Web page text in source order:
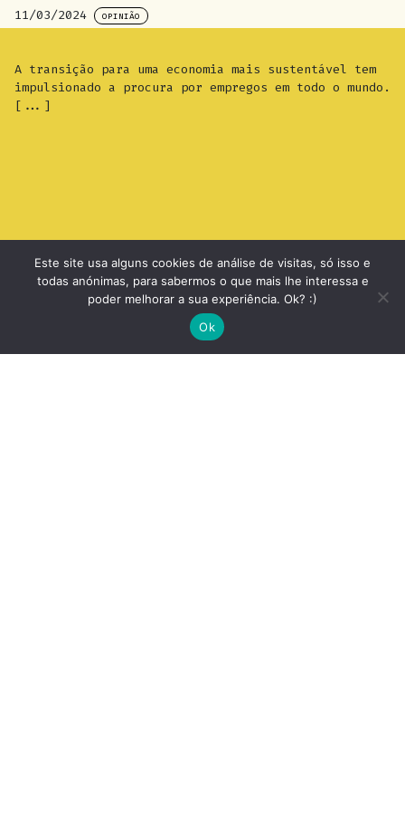
11/03/2024 OPINIÃO
A transição para uma economia mais sustentável tem
impulsionado a procura por empregos em todo o mundo.
[...]
Este site usa alguns cookies de análise de visitas, só isso e
todas anónimas, para sabermos o que mais lhe interessa e
poder melhorar a sua experiência. Ok? :)
Ok